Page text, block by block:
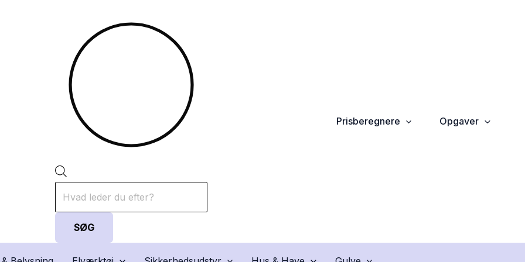
SØG
Prisberegnere Opgaver